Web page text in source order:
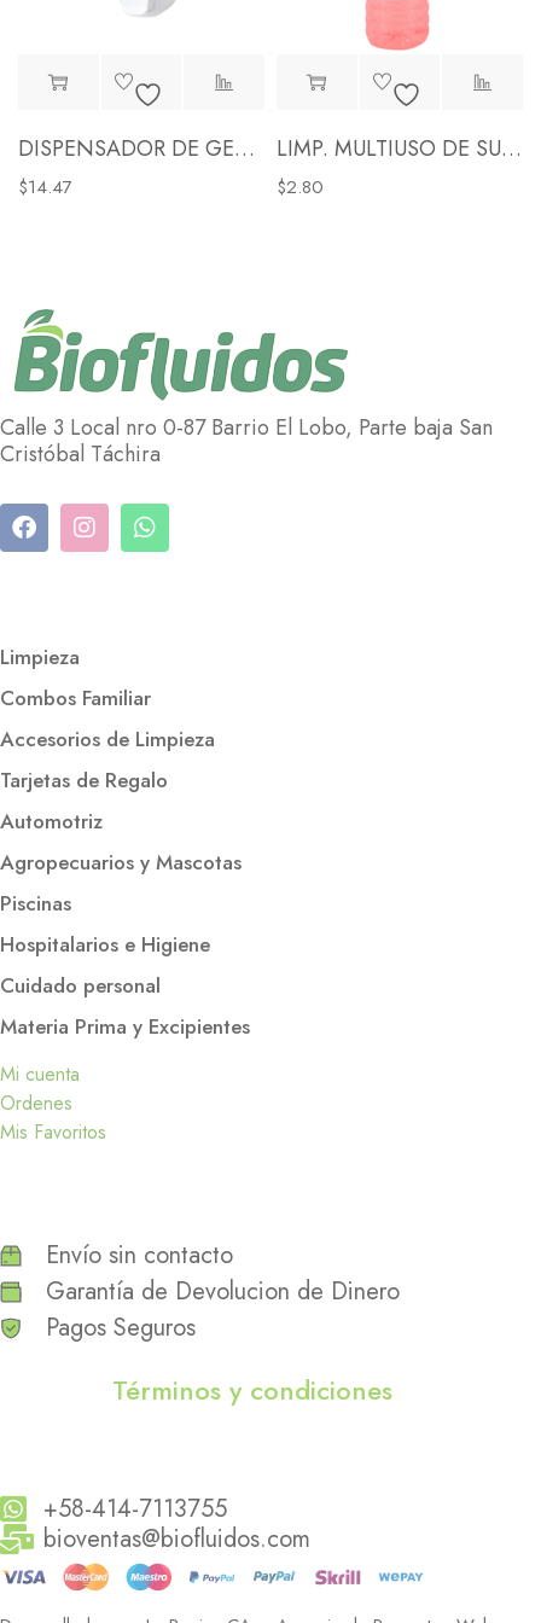
DISPENSADOR DE GEL Y/O JABON LIQ. (CAP: 300ML)
$14.47
LIMP. MULTIUSO DE SUPERFICIES EN SPRAY (BIOSUPER)
$2.80
Calle 3 Local nro 0-87 Barrio El Lobo, Parte baja San
Cristóbal Táchira
Limpieza
Combos Familiar
Accesorios de Limpieza
Tarjetas de Regalo
Automotriz
Agropecuarios y Mascotas
Piscinas
Hospitalarios e Higiene
Cuidado personal
Materia Prima y Excipientes
Mi cuenta
Ordenes
Mis Favoritos
Envío sin contacto
Garantía de Devolucion de Dinero
Pagos Seguros
Términos y condiciones
+58-414-7113755
bioventas@biofluidos.com